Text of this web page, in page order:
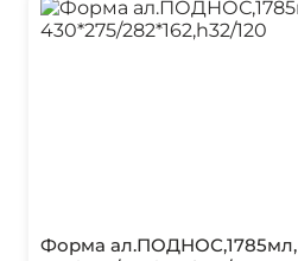
Форма ал.ПОДНОС,1785мл,